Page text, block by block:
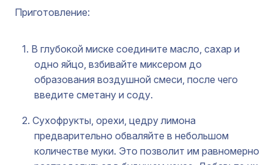
Приготовление:
В глубокой миске соедините масло, сахар и
одно яйцо, взбивайте миксером до
образования воздушной смеси, после чего
введите сметану и соду.
Сухофрукты, орехи, цедру лимона
предварительно обваляйте в небольшом
количестве муки. Это позволит им равномерно